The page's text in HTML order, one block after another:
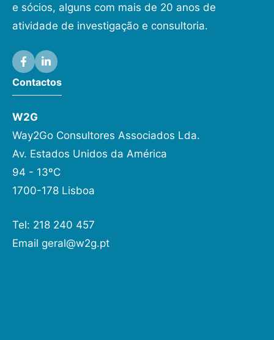
e sócios, alguns com mais de 20 anos de
atividade de investigação e consultoria.
Contactos
W2G
Way2Go Consultores Associados Lda.
Av. Estados Unidos da América
94 - 13ºC
1700-178 Lisboa
Tel: 218 240 457
Email geral@w2g.pt